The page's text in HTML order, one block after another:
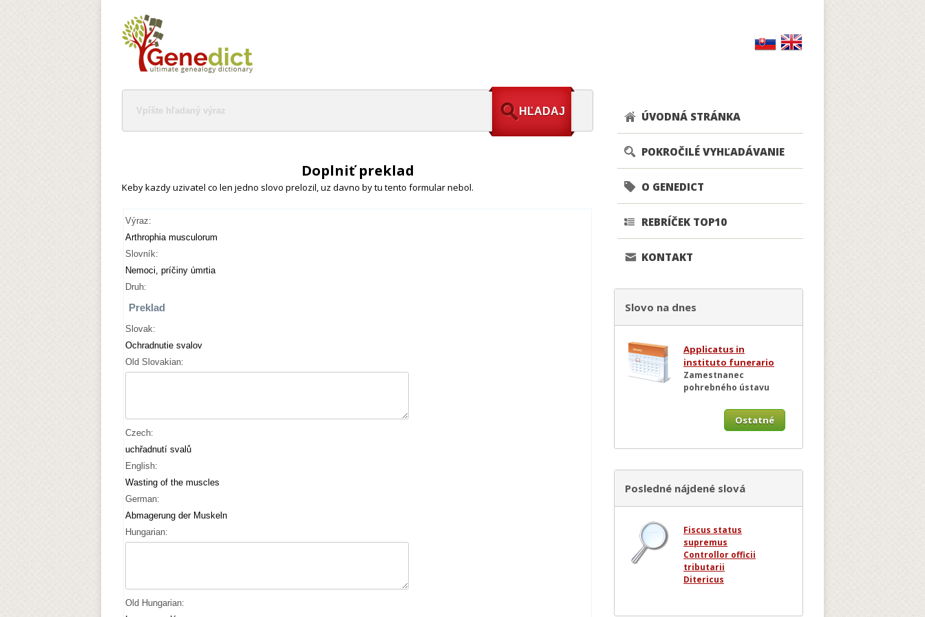
Doplniť preklad
Keby kazdy uzivatel co len jedno slovo prelozil, uz davno by tu tento formular nebol.
Výraz:
Arthrophia musculorum
Slovník:
Nemoci, príčiny úmrtia
Druh:
Preklad
Slovak:
Ochradnutie svalov
Old Slovakian:
Czech:
uchřadnutí svalů
English:
Wasting of the muscles
German:
Abmagerung der Muskeln
Hungarian:
Old Hungarian:
ÚVODNÁ STRÁNKA
POKROČILÉ VYHĽADÁVANIE
O GENEDICT
REBRÍČEK TOP10
KONTAKT
Slovo na dnes
Applicatus in
instituto funerario
Zamestnanec
pohrebného ústavu
Ostatné
Posledné nájdené slová
Fiscus status
supremus
Controllor officii
tributarii
Ditericus